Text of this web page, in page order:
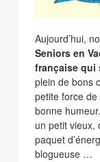
Aujourd’hui,
Seniors en
française qui
plein de bons
petite force de
bonne
un petit vieux,
paquet
blogueuse …